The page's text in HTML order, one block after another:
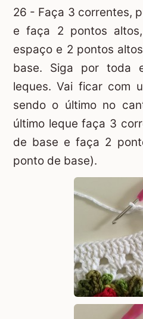
26 - Faça 3 correntes,
e faça 2 pontos
espaço e 2 pontos
base. Siga por toda
leques. Vai ficar com
sendo o último no
último leque faça 3
de base e faça 2
ponto de base).